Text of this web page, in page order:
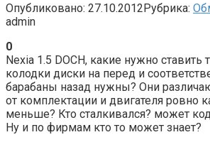
Опубликовано: 27.10.2012Рубрика:
admin
0
Nexia 1.5 DOCH, какие нужно ставить
колодки диски на перед и
барабаны назад нужны? Они
от комплектации и двигателя ровно
меньше? Кто сталкивался? может
Ну и по фирмам кто то может знает?